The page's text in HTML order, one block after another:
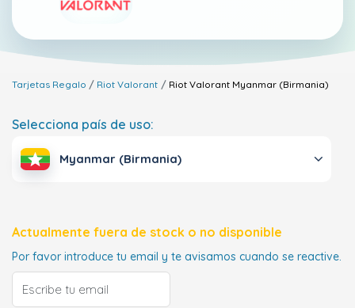
Tarjetas Regalo Riot Valorant Riot Valorant Myanmar (Birmania)
Selecciona país de uso:
Myanmar (Birmania)
Actualmente fuera de stock o no disponible
Por favor introduce tu email y te avisamos cuando se reactive.